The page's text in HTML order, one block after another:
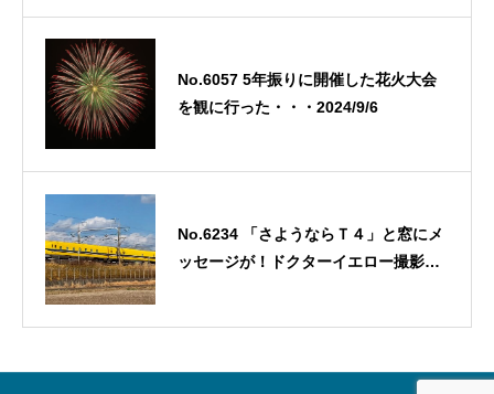
No.6057 5年振りに開催した花火大会
を観に行った・・・2024/9/6
No.6234 「さようならＴ４」と窓にメ
ッセージが！ドクターイエロー撮影そ